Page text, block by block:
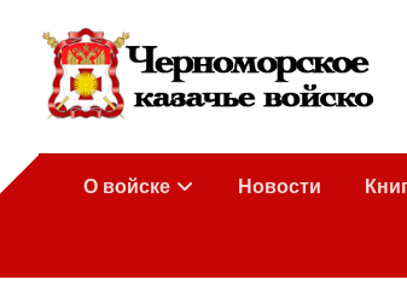
О войске Новости